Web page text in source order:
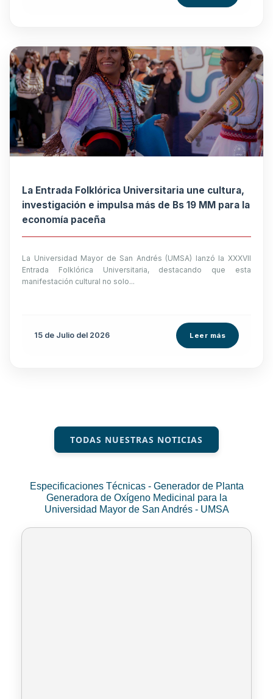
La Entrada Folklórica Universitaria une cultura,
investigación e impulsa más de Bs 19 MM para la
economía paceña
La Universidad Mayor de San Andrés (UMSA) lanzó la XXXVII
Entrada Folklórica Universitaria, destacando que esta
manifestación cultural no solo...
15 de Julio del 2026 Leer más
TODAS NUESTRAS NOTICIAS
Especificaciones Técnicas - Generador de Planta
Generadora de Oxígeno Medicinal para la
Universidad Mayor de San Andrés - UMSA